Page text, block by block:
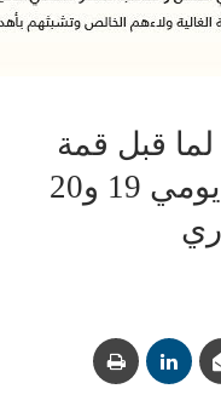
لما قبل قمة
المناخ بمدينة العيون يومي 19 و20